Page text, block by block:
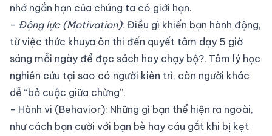
nhớ ngắn hạn của chúng ta có giới hạn.
- Động lực (Motivation): Điều gì khiến bạn hành động,
từ việc thức khuya ôn thi đến quyết tâm dạy 5 giờ
sáng mỗi ngày để đọc sách hay chạy bộ?. Tâm lý học
nghiên cứu tại sao có người kiên trì, còn người khác
dễ “bỏ cuộc giữa chừng”.
- Hành vi (Behavior): Những gì bạn thể hiện ra ngoài,
như cách bạn cười với bạn bè hay cáu gắt khi bị kẹt